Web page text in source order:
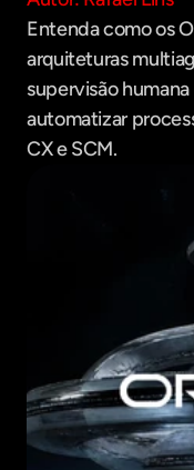
Entenda como os
arquiteturas
supervisão
automatizar
CX e SCM.